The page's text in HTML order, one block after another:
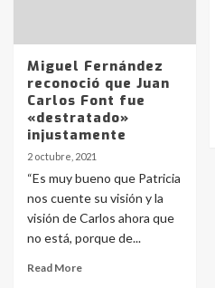
Miguel Fernández
reconoció que Juan
Carlos Font fue
«destratado»
injustamente
2 octubre, 2021
“Es muy bueno que Patricia
nos cuente su visión y la
visión de Carlos ahora que
no está, porque de...
Read More